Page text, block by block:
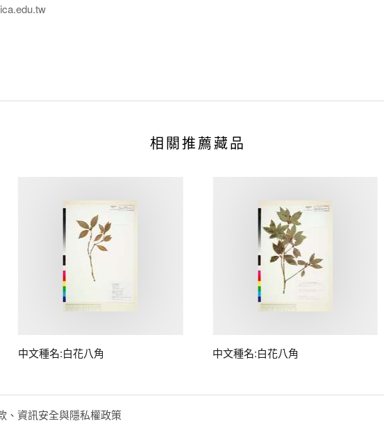
相關推薦藏品
中文種名:白花八角 中文種名:白花八角
、資訊安全與隱私權政策